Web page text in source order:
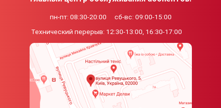
пн-пт: 08:30-20:00
сб-вс: 09:00-15:00
Технический перерыв: 12:30-13:00, 16:30-17:00